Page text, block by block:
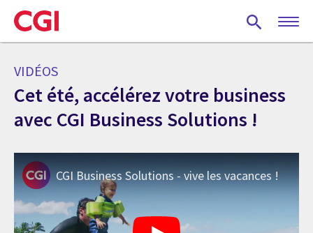
Skip
to
main
VIDÉOS
Cet été, accélérez votre business
avec CGI Business Solutions !
CGI Business Solutions - vive les vacances !